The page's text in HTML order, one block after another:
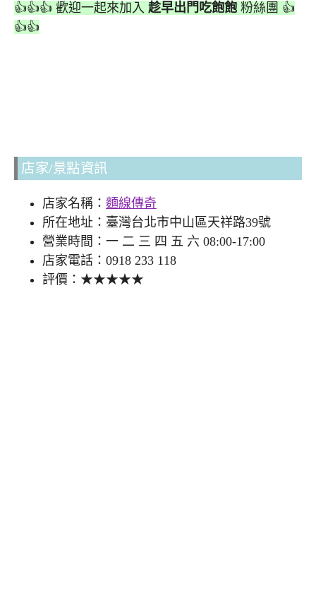
👍👍👍 歡迎一起來加入 趁早出門吃飽飽 粉絲團 👍
👍👍
店家/景點資訊
店家名稱： 麵線傳奇
所在地址：臺灣台北市中山區天祥路39號
營業時間：一 二 三 四 五 六 08:00-17:00
店家電話：0918 233 118
評價：★★★★★